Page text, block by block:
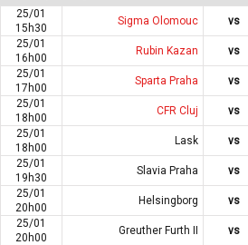
25/01
15h30
Sigma Olomouc vs
25/01
16h00
Rubin Kazan vs
25/01
17h00
Sparta Praha vs
25/01
18h00
CFR Cluj vs
25/01
18h00
Lask vs
25/01
19h30
Slavia Praha vs
25/01
20h00
Helsingborg vs
25/01
20h00
Greuther Furth II vs